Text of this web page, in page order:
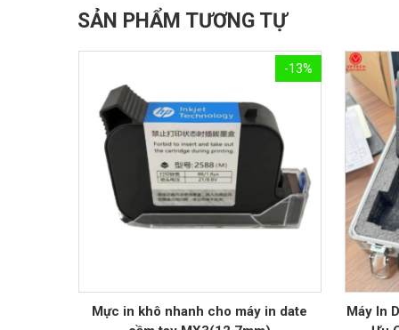
SẢN PHẨM TƯƠNG TỰ
-13%
Mực in khô nhanh cho máy in date
Máy In